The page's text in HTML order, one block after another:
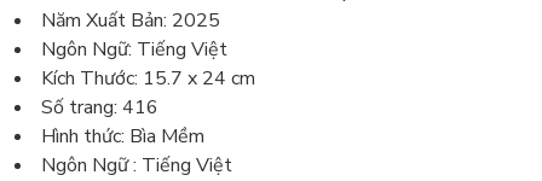
Năm Xuất Bản: 2025
Ngôn Ngữ: Tiếng Việt
Kích Thước: 15.7 x 24 cm
Số trang: 416
Hình thức: Bìa Mềm
Ngôn Ngữ : Tiếng Việt